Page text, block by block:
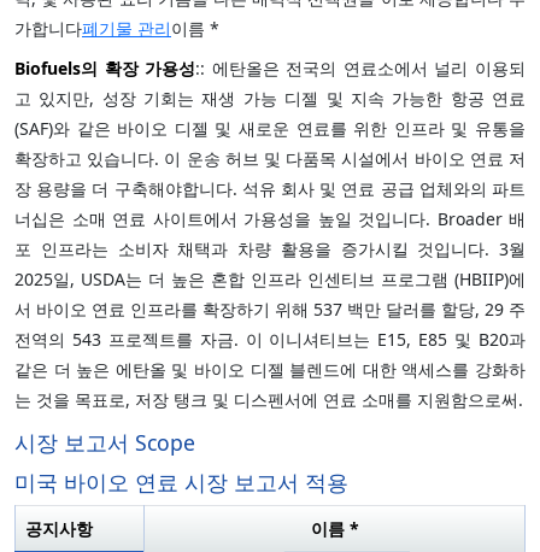
가합니다폐기물 관리이름 *
Biofuels의 확장 가용성:: 에탄올은 전국의 연료소에서 널리 이용되
고 있지만, 성장 기회는 재생 가능 디젤 및 지속 가능한 항공 연료
(SAF)와 같은 바이오 디젤 및 새로운 연료를 위한 인프라 및 유통을
확장하고 있습니다. 이 운송 허브 및 다품목 시설에서 바이오 연료 저
장 용량을 더 구축해야합니다. 석유 회사 및 연료 공급 업체와의 파트
너십은 소매 연료 사이트에서 가용성을 높일 것입니다. Broader 배
포 인프라는 소비자 채택과 차량 활용을 증가시킬 것입니다. 3월
2025일, USDA는 더 높은 혼합 인프라 인센티브 프로그램 (HBIIP)에
서 바이오 연료 인프라를 확장하기 위해 537 백만 달러를 할당, 29 주
전역의 543 프로젝트를 자금. 이 이니셔티브는 E15, E85 및 B20과
같은 더 높은 에탄올 및 바이오 디젤 블렌드에 대한 액세스를 강화하
는 것을 목표로, 저장 탱크 및 디스펜서에 연료 소매를 지원함으로써.
시장 보고서 Scope
미국 바이오 연료 시장 보고서 적용
공지사항
이름 *